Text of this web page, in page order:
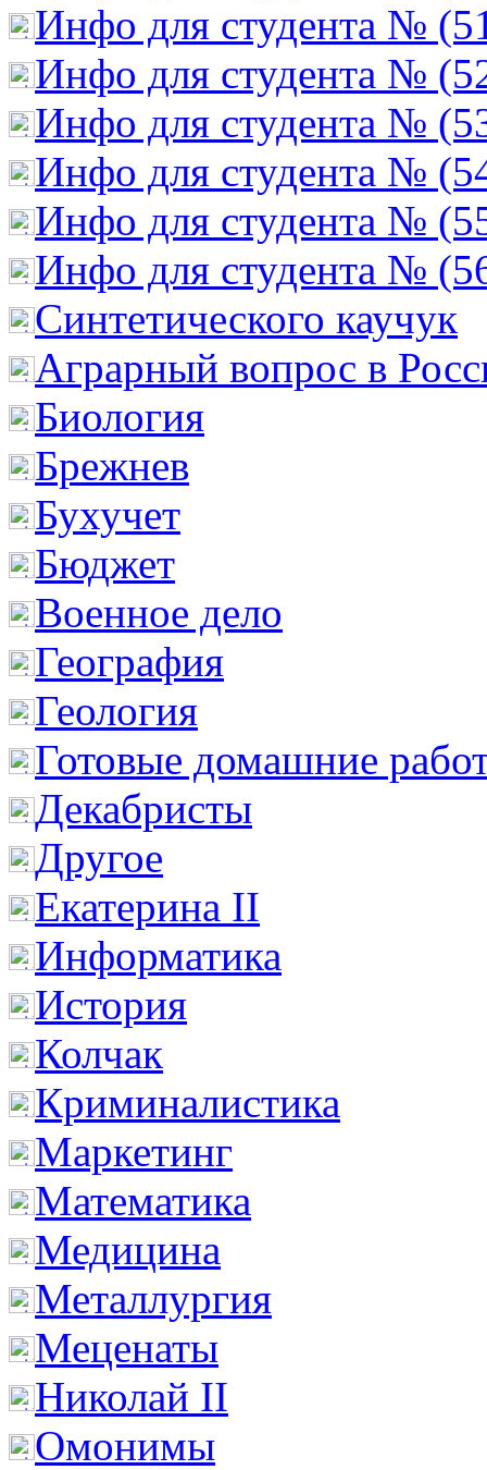
Инфо для студента №
Инфо для студента №
Инфо для студента №
Инфо для студента №
Инфо для студента №
Инфо для студента №
Cинтетического каучук
Аграрный вопрос в
Биология
Брежнев
Бухучет
Бюджет
Военное дело
География
Геология
Готовые домашние
Декабристы
Другое
Екатерина II
Информатика
История
Колчак
Криминалистика
Маркетинг
Математика
Медицина
Металлургия
Меценаты
Николай II
Омонимы